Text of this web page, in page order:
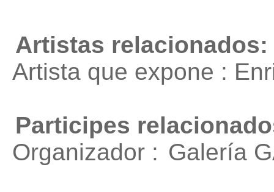
Artistas relacionados:
Artista que expone :
Participes
Organizador : Galería